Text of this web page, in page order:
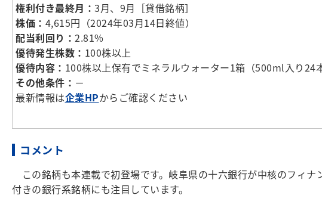
権利付き最終月： 3月、9月［貸借銘柄］
株価： 4,615円（2024年03月14日終値）
配当利回り： 2.81%
優待発生株数： 100株以上
優待内容： 100株以上保有でミネラルウォーター1箱（500ml入り24
その他条件： －
最新情報は企業HPからご確認ください
コメント
この銘柄も本連載で初登場です。岐阜県の十六銀行が中核のフィ
付きの銀行系銘柄にも注目しています。